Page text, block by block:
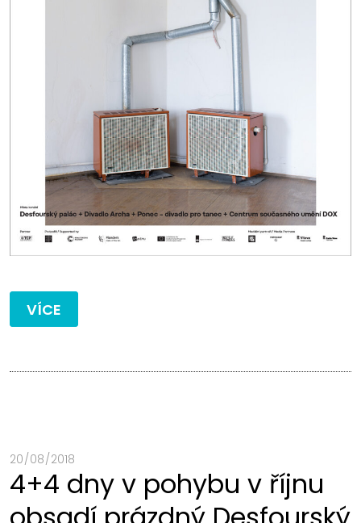
VÍCE
20 / 08 / 2018
4+4 dny v pohybu v říjnu